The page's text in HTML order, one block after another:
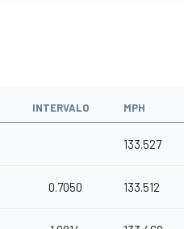
INTERVALO MPH
133.527
0.7050 133.512